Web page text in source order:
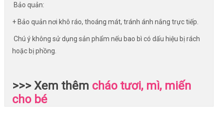
️ Bảo quản:
+ Bảo quản nơi khô ráo, thoáng mát, tránh ánh nắng trực tiếp.
️ Chú ý không sử dụng sản phẩm nếu bao bì có dấu hiệu bị rách
hoặc bị phồng.
>>> Xem thêm cháo tươi, mì, miến
cho bé